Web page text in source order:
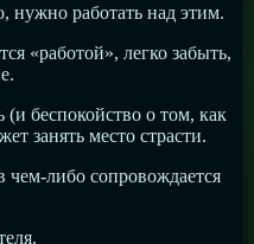
нужно работать над этим.
«работой», легко забыть,
беспокойство о том, как
занять место страсти.
чем-либо сопровождается